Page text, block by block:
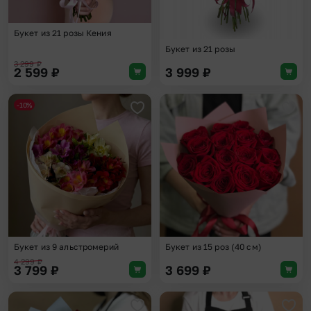
Букет из 21 розы Кения
3 299₽
2 599 ₽
Букет из 21 розы
3 999 ₽
Добавить в избранное
-10%
Букет из 9 альстромерий
4 299₽
3 799 ₽
Букет из 15 роз (40 см)
3 699 ₽